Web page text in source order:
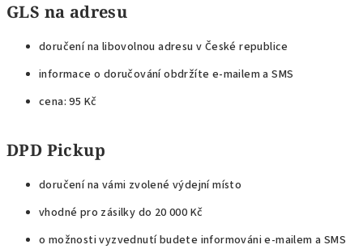
GLS na adresu
doručení na libovolnou adresu v České republice
informace o doručování obdržíte e-mailem a SMS
cena: 95 Kč
DPD Pickup
doručení na vámi zvolené výdejní místo
vhodné pro zásilky do 20 000 Kč
o možnosti vyzvednutí budete informováni e-mailem a SMS